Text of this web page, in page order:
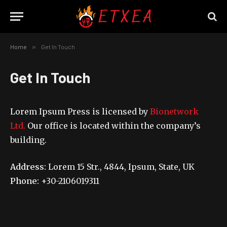
Home » Get In Touch
Get In Touch
Lorem Ipsum Press is licensed by Bionetwork
Ltd. Our office is located within the company’s
building.
Address: Lorem 15 Str., 4844, Ipsum, State, UK
Phone: +30-2106019311